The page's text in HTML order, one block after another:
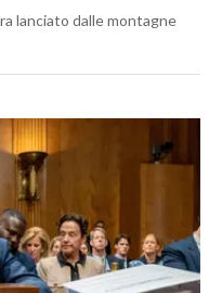
lanciato dalle montagne